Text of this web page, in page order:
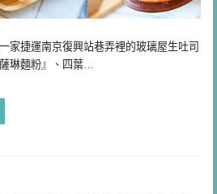
家捷運南京復興站巷弄裡的玻璃屋生吐司
琳麵粉』、四葉…